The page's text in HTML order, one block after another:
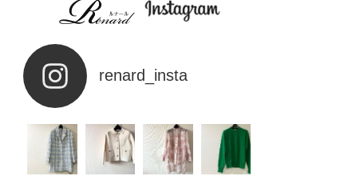
renard_insta